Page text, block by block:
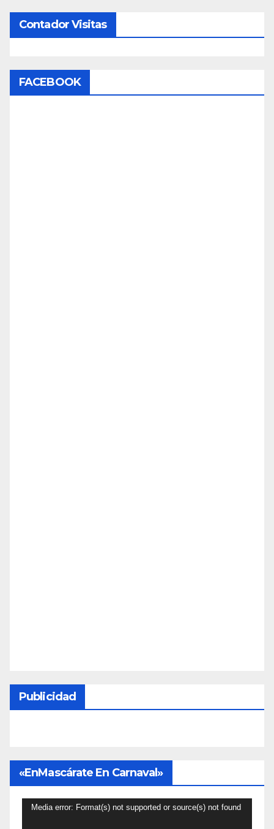
Contador Visitas
FACEBOOK
Publicidad
«EnMascárate En Carnaval»
Reproductor
Media error: Format(s) not supported or source(s) not found